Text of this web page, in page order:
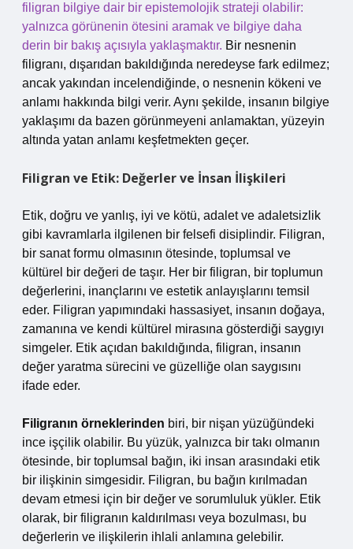
filigran bilgiye dair bir epistemolojik strateji olabilir:
yalnızca görünenin ötesini aramak ve bilgiye daha
derin bir bakış açısıyla yaklaşmaktır. Bir nesnenin
filigranı, dışarıdan bakıldığında neredeyse fark edilmez;
ancak yakından incelendiğinde, o nesnenin kökeni ve
anlamı hakkında bilgi verir. Aynı şekilde, insanın bilgiye
yaklaşımı da bazen görünmeyeni anlamaktan, yüzeyin
altında yatan anlamı keşfetmekten geçer.
Filigran ve Etik: Değerler ve İnsan İlişkileri
Etik, doğru ve yanlış, iyi ve kötü, adalet ve adaletsizlik
gibi kavramlarla ilgilenen bir felsefi disiplindir. Filigran,
bir sanat formu olmasının ötesinde, toplumsal ve
kültürel bir değeri de taşır. Her bir filigran, bir toplumun
değerlerini, inançlarını ve estetik anlayışlarını temsil
eder. Filigran yapımındaki hassasiyet, insanın doğaya,
zamanına ve kendi kültürel mirasına gösterdiği saygıyı
simgeler. Etik açıdan bakıldığında, filigran, insanın
değer yaratma sürecini ve güzelliğe olan saygısını
ifade eder.
Filigranın örneklerinden biri, bir nişan yüzüğündeki
ince işçilik olabilir. Bu yüzük, yalnızca bir takı olmanın
ötesinde, bir toplumsal bağın, iki insan arasındaki etik
bir ilişkinin simgesidir. Filigran, bu bağın kırılmadan
devam etmesi için bir değer ve sorumluluk yükler. Etik
olarak, bir filigranın kaldırılması veya bozulması, bu
değerlerin ve ilişkilerin ihlali anlamına gelebilir.